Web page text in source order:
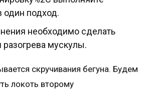
один подход.
необходимо сделать
мускулы.
скручивания бегуна. Будем
локоть второму